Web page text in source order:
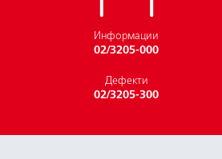
Информации
02/3205-000
Дефекти
02/3205-300